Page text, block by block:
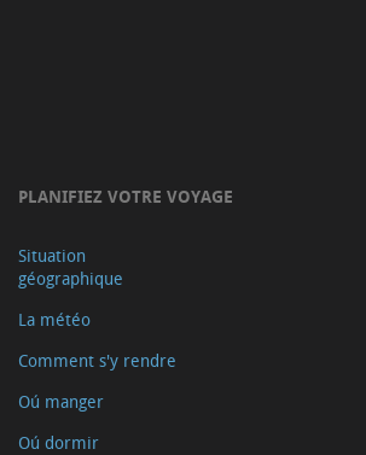
PLANIFIEZ VOTRE VOYAGE
Situation
géographique
La météo
Comment s'y rendre
Oú manger
Oú dormir